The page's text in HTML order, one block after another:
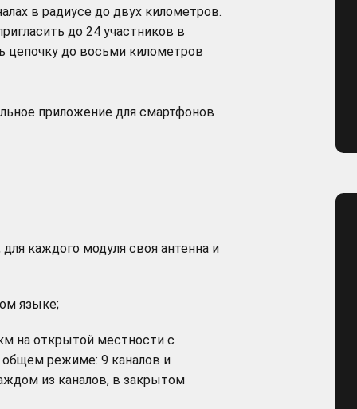
в радиусе до двух километров.
до 24 участников в
цепочку до восьми километров
приложение для смартфонов
каждого модуля своя антенна и
языке;
на открытой местности с
режиме: 9 каналов и
из каналов, в закрытом